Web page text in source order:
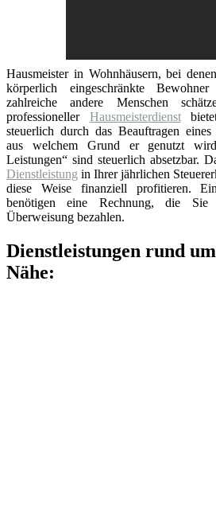
Hausmeister in Wohnhäusern, bei
körperlich eingeschränkte
zahlreiche andere Menschen
professioneller Hausmeisterdienst
steuerlich durch das Beauftragen eines
aus welchem Grund er genutzt
Leistungen“ sind steuerlich absetzbar.
Dienstleistung in Ihrer jährlichen
diese Weise finanziell profitieren.
benötigen eine Rechnung, die
Überweisung bezahlen.
Dienstleistungen rund
Nähe: